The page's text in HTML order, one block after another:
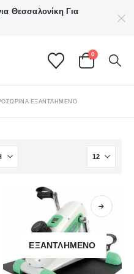
ΘεσσαλονίκηΓια
0
ΕΞΑΝΤΛΗΜΈΝΟ
ΕΞΑΝΤΛΗΜΈΝΟ